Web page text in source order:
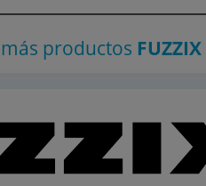
productos FUZZIX